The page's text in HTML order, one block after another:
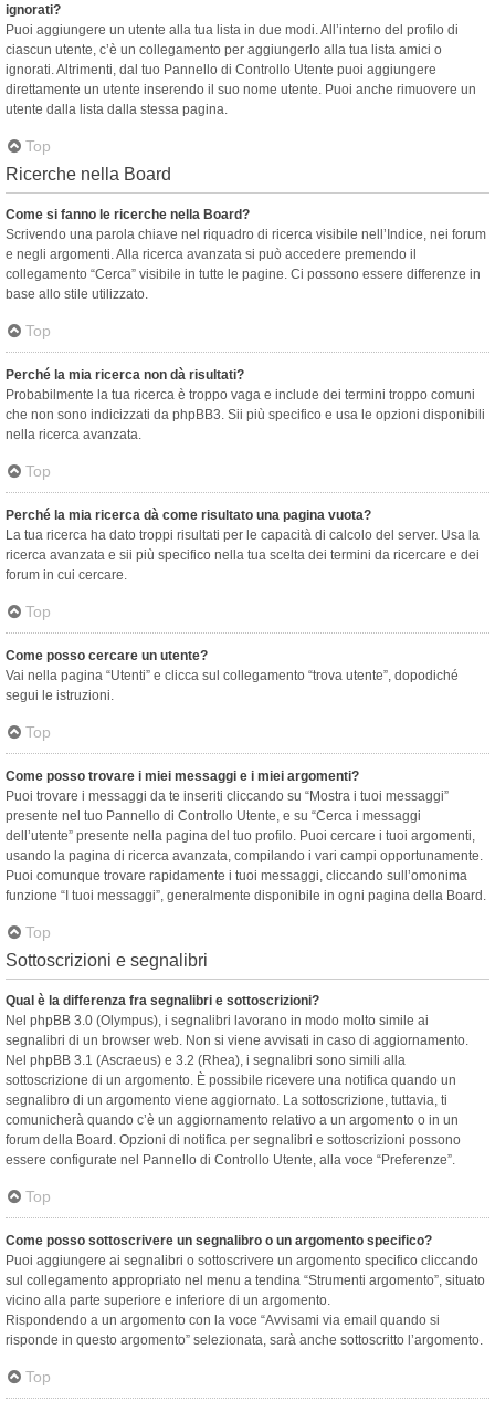
ignorati?
Puoi aggiungere un utente alla tua lista in due modi. All’interno del profilo di
ciascun utente, c’è un collegamento per aggiungerlo alla tua lista amici o
ignorati. Altrimenti, dal tuo Pannello di Controllo Utente puoi aggiungere
direttamente un utente inserendo il suo nome utente. Puoi anche rimuovere un
utente dalla lista dalla stessa pagina.
Top
Ricerche nella Board
Come si fanno le ricerche nella Board?
Scrivendo una parola chiave nel riquadro di ricerca visibile nell’Indice, nei forum
e negli argomenti. Alla ricerca avanzata si può accedere premendo il
collegamento “Cerca” visibile in tutte le pagine. Ci possono essere differenze in
base allo stile utilizzato.
Top
Perché la mia ricerca non dà risultati?
Probabilmente la tua ricerca è troppo vaga e include dei termini troppo comuni
che non sono indicizzati da phpBB3. Sii più specifico e usa le opzioni disponibili
nella ricerca avanzata.
Top
Perché la mia ricerca dà come risultato una pagina vuota?
La tua ricerca ha dato troppi risultati per le capacità di calcolo del server. Usa la
ricerca avanzata e sii più specifico nella tua scelta dei termini da ricercare e dei
forum in cui cercare.
Top
Come posso cercare un utente?
Vai nella pagina “Utenti” e clicca sul collegamento “trova utente”, dopodiché
segui le istruzioni.
Top
Come posso trovare i miei messaggi e i miei argomenti?
Puoi trovare i messaggi da te inseriti cliccando su “Mostra i tuoi messaggi”
presente nel tuo Pannello di Controllo Utente, e su “Cerca i messaggi
dell’utente” presente nella pagina del tuo profilo. Puoi cercare i tuoi argomenti,
usando la pagina di ricerca avanzata, compilando i vari campi opportunamente.
Puoi comunque trovare rapidamente i tuoi messaggi, cliccando sull’omonima
funzione “I tuoi messaggi”, generalmente disponibile in ogni pagina della Board.
Top
Sottoscrizioni e segnalibri
Qual è la differenza fra segnalibri e sottoscrizioni?
Nel phpBB 3.0 (Olympus), i segnalibri lavorano in modo molto simile ai
segnalibri di un browser web. Non si viene avvisati in caso di aggiornamento.
Nel phpBB 3.1 (Ascraeus) e 3.2 (Rhea), i segnalibri sono simili alla
sottoscrizione di un argomento. È possibile ricevere una notifica quando un
segnalibro di un argomento viene aggiornato. La sottoscrizione, tuttavia, ti
comunicherà quando c’è un aggiornamento relativo a un argomento o in un
forum della Board. Opzioni di notifica per segnalibri e sottoscrizioni possono
essere configurate nel Pannello di Controllo Utente, alla voce “Preferenze”.
Top
Come posso sottoscrivere un segnalibro o un argomento specifico?
Puoi aggiungere ai segnalibri o sottoscrivere un argomento specifico cliccando
sul collegamento appropriato nel menu a tendina “Strumenti argomento”, situato
vicino alla parte superiore e inferiore di un argomento.
Rispondendo a un argomento con la voce “Avvisami via email quando si
risponde in questo argomento” selezionata, sarà anche sottoscritto l’argomento.
Top